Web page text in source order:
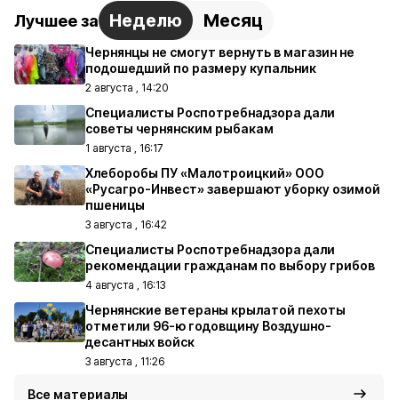
Лучшее за Неделю Месяц
Чернянцы не смогут вернуть в магазин не
подошедший по размеру купальник
2 августа , 14:20
Специалисты Роспотребнадзора дали
советы чернянским рыбакам
1 августа , 16:17
Хлеборобы ПУ «Малотроицкий» ООО
«Русагро-Инвест» завершают уборку озимой
пшеницы
3 августа , 16:42
Специалисты Роспотребнадзора дали
рекомендации гражданам по выбору грибов
4 августа , 16:13
Чернянские ветераны крылатой пехоты
отметили 96-ю годовщину Воздушно-
десантных войск
3 августа , 11:26
Все материалы